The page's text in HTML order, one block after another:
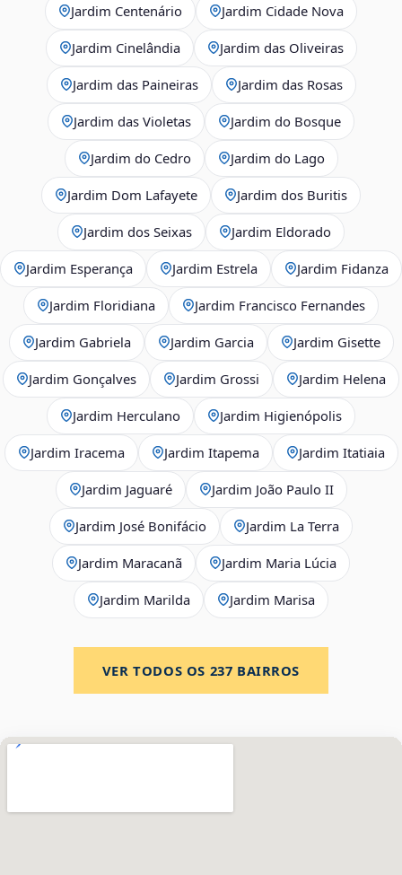
Jardim Centenário Jardim Cidade Nova
Jardim Cinelândia Jardim das Oliveiras
Jardim das Paineiras Jardim das Rosas
Jardim das Violetas Jardim do Bosque
Jardim do Cedro Jardim do Lago
Jardim Dom Lafayete Jardim dos Buritis
Jardim dos Seixas Jardim Eldorado
Jardim Esperança Jardim Estrela Jardim Fidanza
Jardim Floridiana Jardim Francisco Fernandes
Jardim Gabriela Jardim Garcia Jardim Gisette
Jardim Gonçalves Jardim Grossi Jardim Helena
Jardim Herculano Jardim Higienópolis
Jardim Iracema Jardim Itapema Jardim Itatiaia
Jardim Jaguaré Jardim João Paulo II
Jardim José Bonifácio Jardim La Terra
Jardim Maracanã Jardim Maria Lúcia
Jardim Marilda Jardim Marisa
VER TODOS OS 237 BAIRROS